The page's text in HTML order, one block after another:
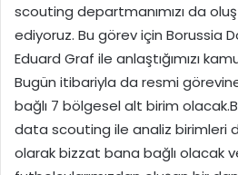
scouting departmanımızı da
ediyoruz. Bu görev için Borussia
Eduard Graf ile anlaştığımızı
Bugün itibariyla da resmi
bağlı 7 bölgesel alt birim
data scouting ile analiz birimleri
olarak bizzat bana bağlı olacak